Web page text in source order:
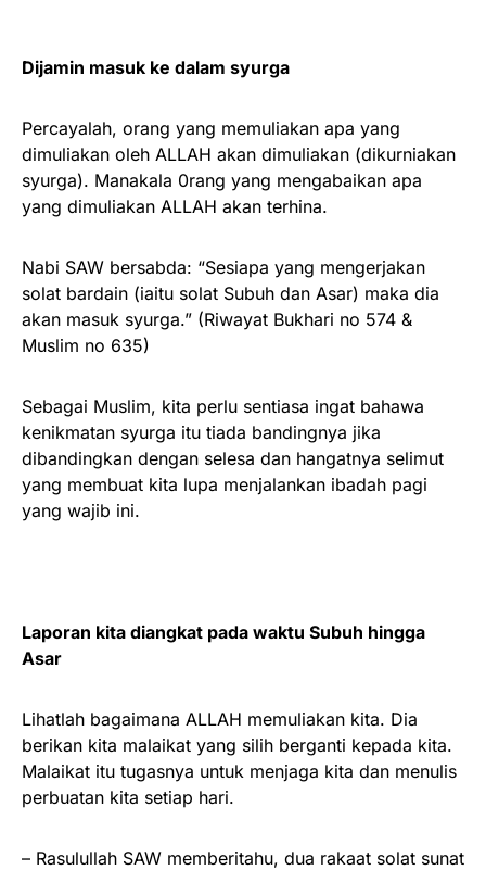
Dijamin masuk ke dalam syurga
Percayalah, orang yang memuliakan apa yang
dimuliakan oleh ALLAH akan dimuliakan (dikurniakan
syurga). Manakala 0rang yang mengabaikan apa
yang dimuliakan ALLAH akan terhina.
Nabi SAW bersabda: “Sesiapa yang mengerjakan
solat bardain (iaitu solat Subuh dan Asar) maka dia
akan masuk syurga.” (Riwayat Bukhari no 574 &
Muslim no 635)
Sebagai Muslim, kita perlu sentiasa ingat bahawa
kenikmatan syurga itu tiada bandingnya jika
dibandingkan dengan selesa dan hangatnya selimut
yang membuat kita lupa menjalankan ibadah pagi
yang wajib ini.
Laporan kita diangkat pada waktu Subuh hingga
Asar
Lihatlah bagaimana ALLAH memuliakan kita. Dia
berikan kita malaikat yang silih berganti kepada kita.
Malaikat itu tugasnya untuk menjaga kita dan menulis
perbuatan kita setiap hari.
– Rasulullah SAW memberitahu, dua rakaat solat sunat